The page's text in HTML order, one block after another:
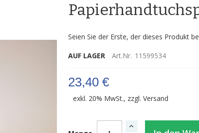
Seien Sie der Erste, der dieses Produkt
AUF LAGER Art.Nr. 11599534
23,40 €
exkl. 20% MwSt., zzgl. Versand